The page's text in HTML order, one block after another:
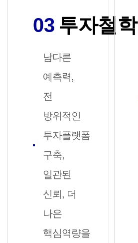
03 투자철학
남다른
예측력,
전
방위적인
투자플랫폼
구축,
일관된
신뢰, 더
나은
핵심역량을